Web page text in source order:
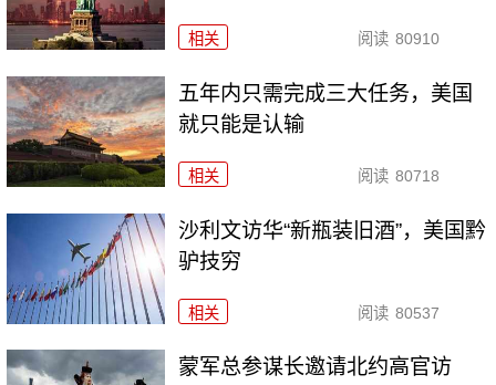
相关 阅读 80910
五年内只需完成三大任务，美国
就只能是认输
相关 阅读 80718
沙利文访华“新瓶装旧酒”，美国黔
驴技穷
相关 阅读 80537
​蒙军总参谋长邀请北约高官访